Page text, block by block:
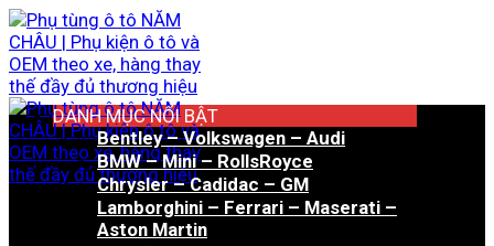
Bỏ
qua
nội
dung
DANH MỤC NỔI BẬT
Bentley – Volkswagen – Audi
BMW – Mini – RollsRoyce
Chrysler – Cadidac – GM
Lamborghini – Ferrari – Maserati –
Aston Martin